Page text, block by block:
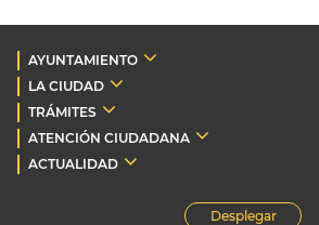
AYUNTAMIENTO
LA CIUDAD
TRÁMITES
ATENCIÓN CIUDADANA
ACTUALIDAD
Desplegar